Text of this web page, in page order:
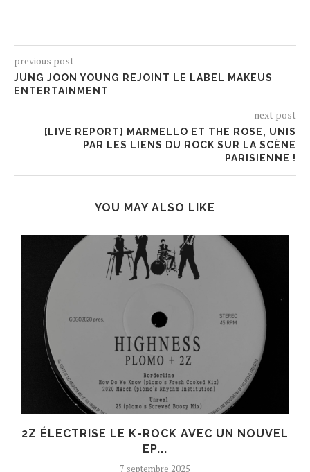
previous post
JUNG JOON YOUNG REJOINT LE LABEL MAKEUS
ENTERTAINMENT
next post
[LIVE REPORT] MARMELLO ET THE ROSE, UNIS
PAR LES LIENS DU ROCK SUR LA SCÈNE
PARISIENNE !
YOU MAY ALSO LIKE
2Z ÉLECTRISE LE K-ROCK AVEC UN NOUVEL
EP...
7 septembre 2025